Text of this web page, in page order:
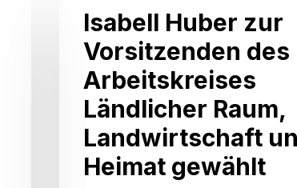
Isabell
Huber
Vorsitzenden
des
Arbeitskreises
Ländlicher
Isabell Huber zur
Vorsitzenden des
Arbeitskreises
Ländlicher Raum,
Landwirtschaft
Heimat gewählt